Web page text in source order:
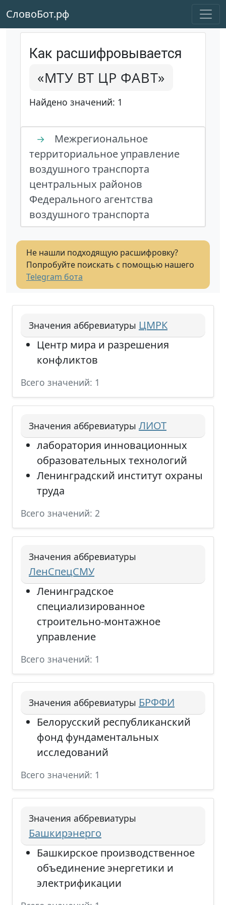
СловоБот.рф
Как расшифровывается
«МТУ ВТ ЦР ФАВТ»
Найдено значений: 1
→
Межрегиональное
территориальное управление
воздушного транспорта
центральных районов
Федерального агентства
воздушного транспорта
Не нашли подходящую расшифровку?
Попробуйте поискать с помощью нашего
Telegram бота
Значения аббревиатуры ЦМРК
Центр мира и разрешения
конфликтов
Всего значений: 1
Значения аббревиатуры ЛИОТ
лаборатория инновационных
образовательных технологий
Ленинградский институт охраны
труда
Всего значений: 2
Значения аббревиатуры
ЛенСпецСМУ
Ленинградское
специализированное
строительно-монтажное
управление
Всего значений: 1
Значения аббревиатуры БРФФИ
Белорусский республиканский
фонд фундаментальных
исследований
Всего значений: 1
Значения аббревиатуры
Башкирэнерго
Башкирское производственное
объединение энергетики и
электрификации